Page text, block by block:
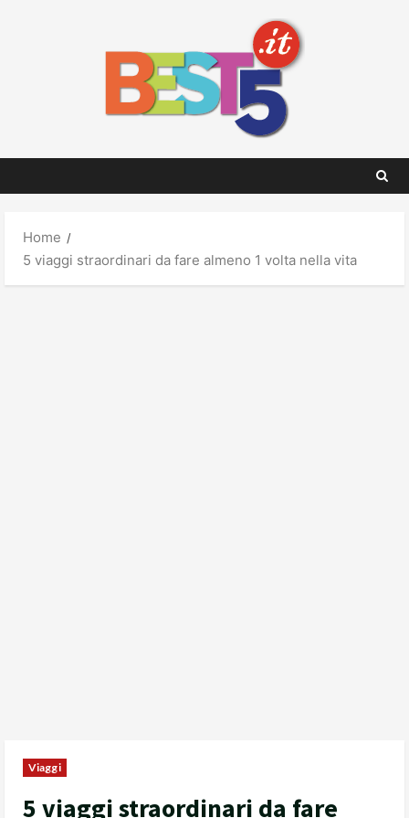
Home
5 viaggi straordinari da fare almeno 1 volta nella vita
Viaggi
5 viaggi straordinari da fare